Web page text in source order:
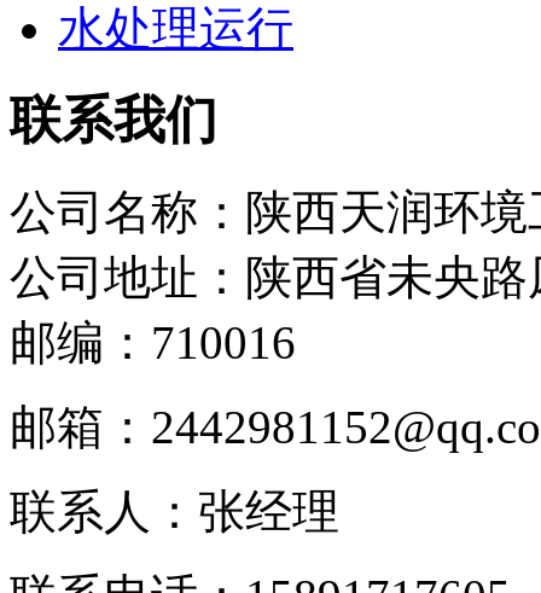
水处理运行
联系我们
公司名称：陕西天润环
公司地址：陕西省未央
邮编：710016
邮箱：
联系人：张经理